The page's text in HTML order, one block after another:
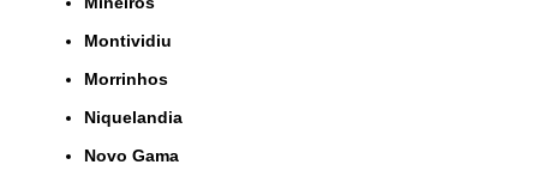
Montividiu
Morrinhos
Niquelandia
Novo Gama